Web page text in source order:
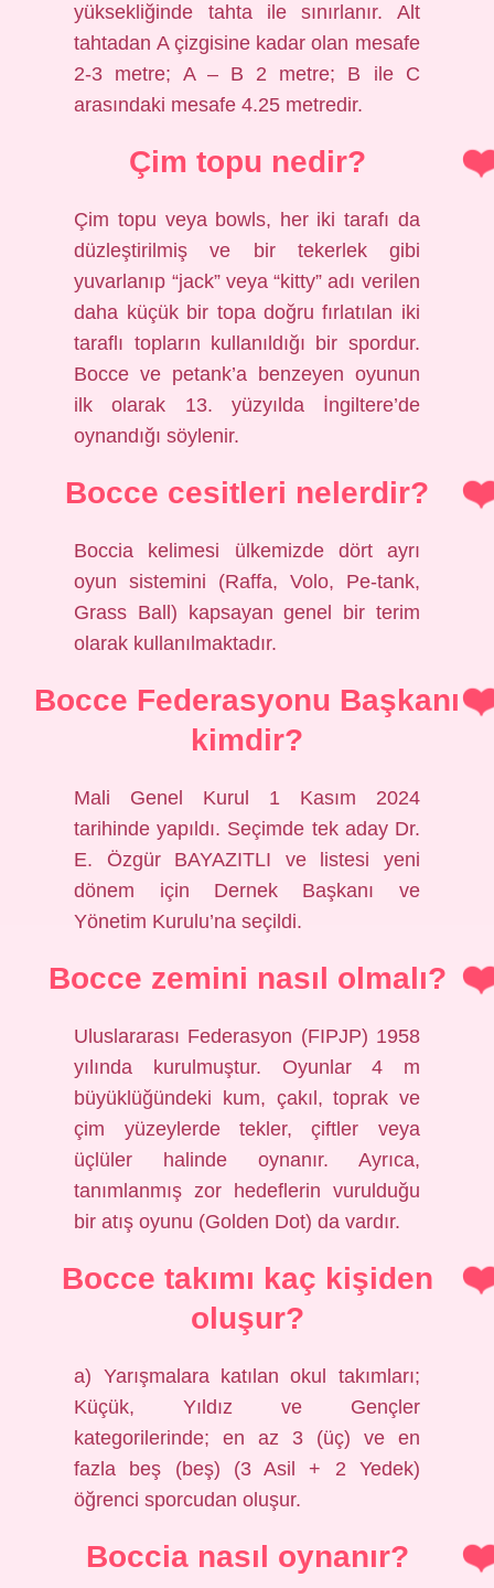
yüksekliğinde tahta ile sınırlanır. Alt
tahtadan A çizgisine kadar olan mesafe
2-3 metre; A – B 2 metre; B ile C
arasındaki mesafe 4.25 metredir.
Çim topu nedir?
Çim topu veya bowls, her iki tarafı da
düzleştirilmiş ve bir tekerlek gibi
yuvarlanıp “jack” veya “kitty” adı verilen
daha küçük bir topa doğru fırlatılan iki
taraflı topların kullanıldığı bir spordur.
Bocce ve petank’a benzeyen oyunun
ilk olarak 13. yüzyılda İngiltere’de
oynandığı söylenir.
Bocce cesitleri nelerdir?
Boccia kelimesi ülkemizde dört ayrı
oyun sistemini (Raffa, Volo, Pe-tank,
Grass Ball) kapsayan genel bir terim
olarak kullanılmaktadır.
Bocce Federasyonu Başkanı
kimdir?
Mali Genel Kurul 1 Kasım 2024
tarihinde yapıldı. Seçimde tek aday Dr.
E. Özgür BAYAZITLI ve listesi yeni
dönem için Dernek Başkanı ve
Yönetim Kurulu’na seçildi.
Bocce zemini nasıl olmalı?
Uluslararası Federasyon (FIPJP) 1958
yılında kurulmuştur. Oyunlar 4 m
büyüklüğündeki kum, çakıl, toprak ve
çim yüzeylerde tekler, çiftler veya
üçlüler halinde oynanır. Ayrıca,
tanımlanmış zor hedeflerin vurulduğu
bir atış oyunu (Golden Dot) da vardır.
Bocce takımı kaç kişiden
oluşur?
a) Yarışmalara katılan okul takımları;
Küçük, Yıldız ve Gençler
kategorilerinde; en az 3 (üç) ve en
fazla beş (beş) (3 Asil + 2 Yedek)
öğrenci sporcudan oluşur.
Boccia nasıl oynanır?